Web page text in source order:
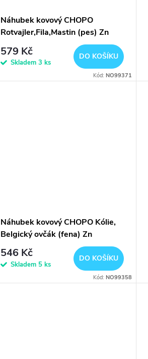
Náhubek kovový CHOPO
Rotvajler,Fila,Mastin (pes) Zn
579 Kč
Skladem 3 ks
DO KOŠÍKU
Kód: NO99371
Náhubek kovový CHOPO Kólie,
Belgický ovčák (fena) Zn
546 Kč
Skladem 5 ks
DO KOŠÍKU
Kód: NO99358